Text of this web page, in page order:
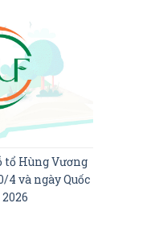
tổ Hùng Vương
4 và ngày Quốc